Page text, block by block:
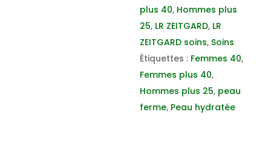
plus 40, Hommes plus
25, LR ZEITGARD, LR
ZEITGARD soins, Soins
Étiquettes : Femmes 40,
Femmes plus 40,
Hommes plus 25, peau
ferme, Peau hydratée